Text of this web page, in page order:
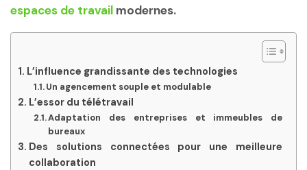
espaces de travail modernes.
L’influence grandissante des technologies
Un agencement souple et modulable
L’essor du télétravail
Adaptation des entreprises et immeubles de
bureaux
Des solutions connectées pour une meilleure
collaboration